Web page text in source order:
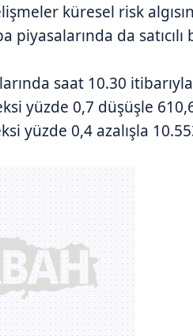
küresel risk
piyasalarında da satıcılı
saat 10.30
yüzde 0,7 düşüşle
yüzde 0,4 azalışla